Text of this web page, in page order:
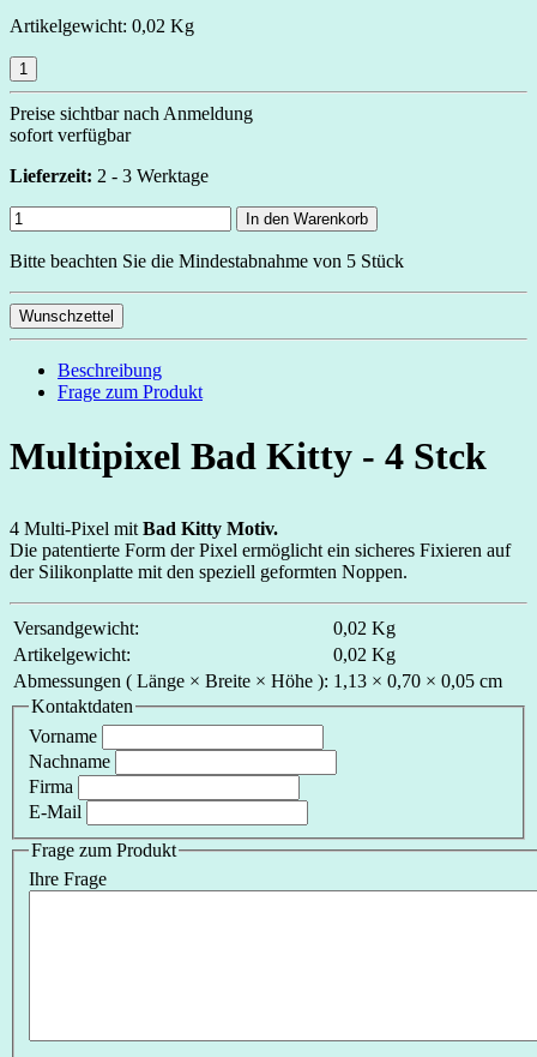
Artikelgewicht: 0,02 Kg
Preise sichtbar nach Anmeldung
sofort verfügbar
Lieferzeit: 2 - 3 Werktage
In den Warenkorb
Bitte beachten Sie die Mindestabnahme von 5 Stück
Wunschzettel
Beschreibung
Frage zum Produkt
Multipixel Bad Kitty - 4 Stck
4 Multi-Pixel mitBad Kitty Motiv.
Die patentierte Form der Pixel ermöglicht ein sicheres Fixieren auf
der Silikonplatte mit den speziell geformten Noppen.
Versandgewicht:
0,02 Kg
Artikelgewicht:
0,02 Kg
Abmessungen ( Länge × Breite × Höhe ): 1,13 × 0,70 × 0,05 cm
Kontaktdaten
Vorname
Nachname
Firma
E-Mail
Frage zum Produkt
Ihre Frage